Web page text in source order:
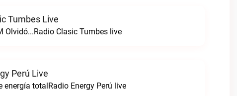
Tumbes Live
Olvidó...Radio Clasic Tumbes live
Perú Live
energía totalRadio Energy Perú live